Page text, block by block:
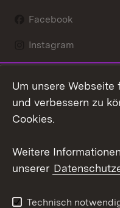
Facebook
Instagram
Mastodon
Youtube
Kontakt
Um unsere
und verbessern zu
Cookies.
Weitere
unserer
Technisch